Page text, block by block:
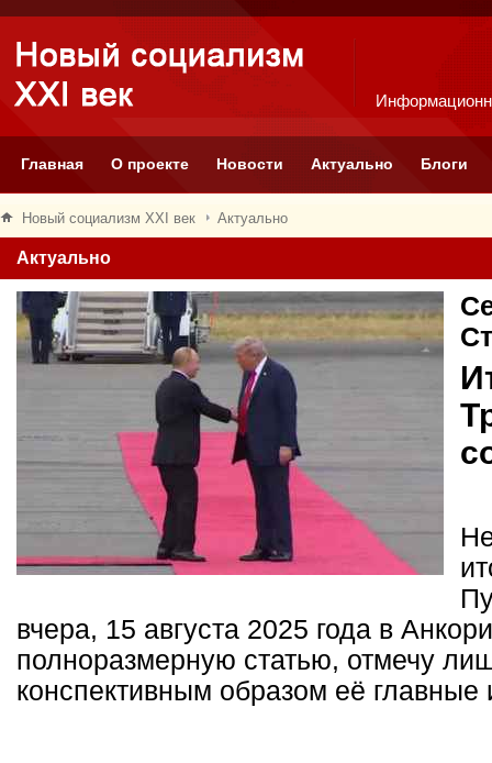
Главная О проекте Новости Актуально Блоги
Новый социализм XXI век Актуально
Актуально
вчера, 15 августа 2025 года в
полноразмерную статью, отмечу
конспективным образом её главные